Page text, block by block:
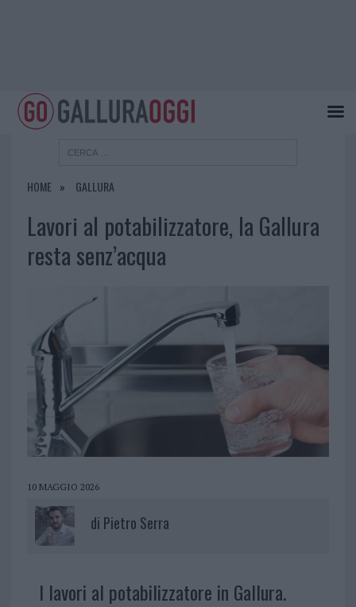
HOME GALLURA
Lavori al potabilizzatore, la Gallura
resta senz’acqua
10 MAGGIO 2026
di Pietro Serra
I lavori al potabilizzatore in Gallura.